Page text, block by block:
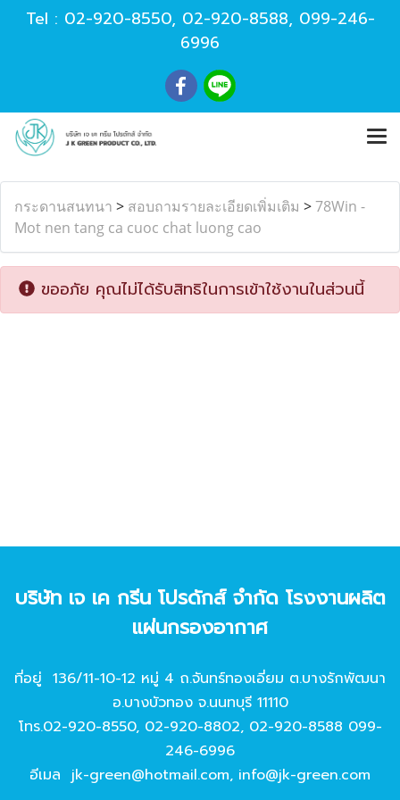
Tel : 02-920-8550, 02-920-8588, 099-246-
6996
กระดานสนทนา > สอบถามรายละเอียดเพิ่มเติม >78Win -
Mot nen tang ca cuoc chat luong cao
ขออภัย คุณไม่ได้รับสิทธิในการเข้าใช้งานในส่วนนี้
บริษัท เจ เค กรีน โปรดักส์ จํากัด โรงงานผลิต
แผ่นกรองอากาศ
ที่อยู่ 136/11-10-12 หมู่ 4 ถ.จันทร์ทองเอี่ยม ต.บางรักพัฒนา
อ.บางบัวทอง จ.นนทบุรี 11110
โทร.02-920-8550, 02-920-8802, 02-920-8588 099-
246-6996
อีเมล jk-green@hotmail.com, info@jk-green.com